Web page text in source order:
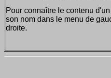
Pour connaître le contenu
son nom dans le menu de
droite.